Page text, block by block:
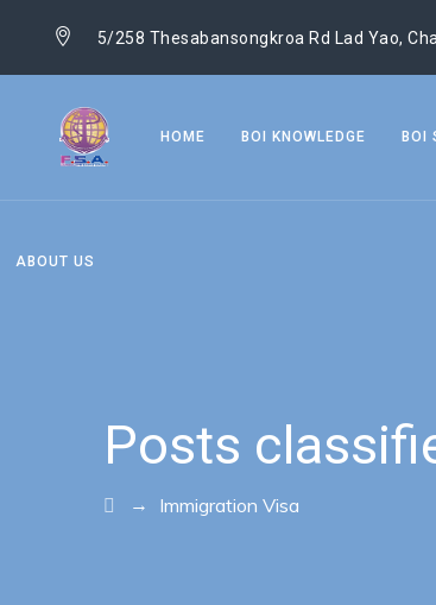
5/258 Thesabansongkroa Rd Lad Yao,
HOME BOI KNOWLEDGE BOI
ABOUT US
Posts
→ Immigration Visa